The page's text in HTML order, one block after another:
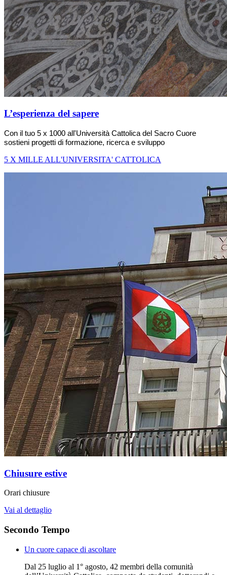
L’esperienza del sapere
Con il tuo 5 x 1000 all'Università Cattolica del Sacro Cuore
sostieni progetti di formazione, ricerca e sviluppo
5 X MILLE ALL'UNIVERSITA' CATTOLICA
Chiusure estive
Orari chiusure
Vai al dettaglio
Secondo Tempo
Un cuore capace di ascoltare
Dal 25 luglio al 1° agosto, 42 membri della comunità